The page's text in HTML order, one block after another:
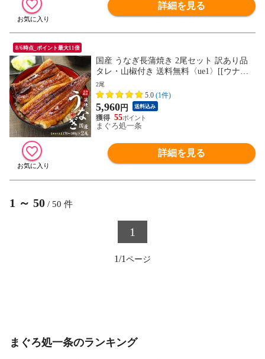
詳細を見る
8/6時点_ポイント最大11倍
国産 うなぎ長蒲焼き 2尾セット 訳あり品
タレ・山椒付き 送料無料〈ue1〉[[ウナギ
長蒲焼き-2p]
2尾
5.0 (1件)
5,960円 送料込み
55
まぐろ処一条
詳細を見る
1 ～ 50 / 50 件
1
1/1
まぐろ処一条のランキング